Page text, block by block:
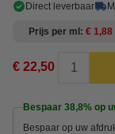
Direct leverbaar
Prijs per ml € 1,88
€ 22,50
Bespaar 38,8% op
Bespaar op uw